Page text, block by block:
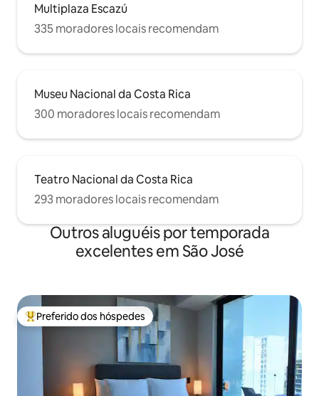
Multiplaza Escazú
335 moradores locais recomendam
Museu Nacional da Costa Rica
300 moradores locais recomendam
Teatro Nacional da Costa Rica
293 moradores locais recomendam
Outros aluguéis por temporada
excelentes em São José
Entre os melhores preferidos dos hóspedes
Preferido dos hóspedes